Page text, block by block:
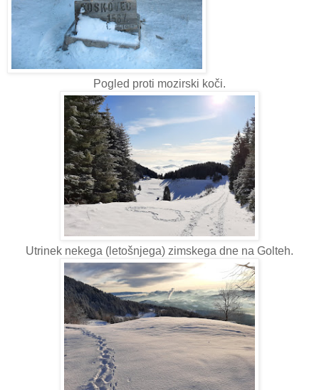
Pogled proti mozirski koči.
Utrinek nekega (letošnjega) zimskega dne na Golteh.